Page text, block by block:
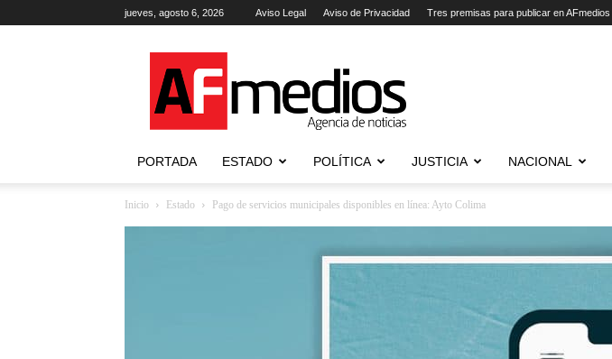
jueves, agosto 6, 2026 Aviso Legal Aviso de Privacidad Tres premisas para publicar en AFmedios
Agencia
de
Noticias
PORTADA ESTADO POLÍTICA JUSTICIA NACIONAL
Inicio Estado Pago de servicios municipales disponibles en línea: Ayto Colima